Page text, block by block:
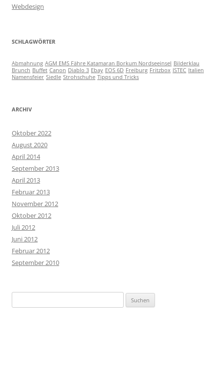
Webdesign
SCHLAGWÖRTER
Abmahnung AGM EMS Fähre Katamaran Borkum Nordseeinsel Bilderklau
Brunch Buffet Canon Diablo 3 Ebay EOS 6D Freiburg Fritzbox ISTEC Italien
Namensfeier Siedle Strohschuhe Tipps und Tricks
ARCHIV
Oktober 2022
August 2020
April 2014
September 2013
April 2013
Februar 2013
November 2012
Oktober 2012
Juli 2012
Juni 2012
Februar 2012
September 2010
nach: